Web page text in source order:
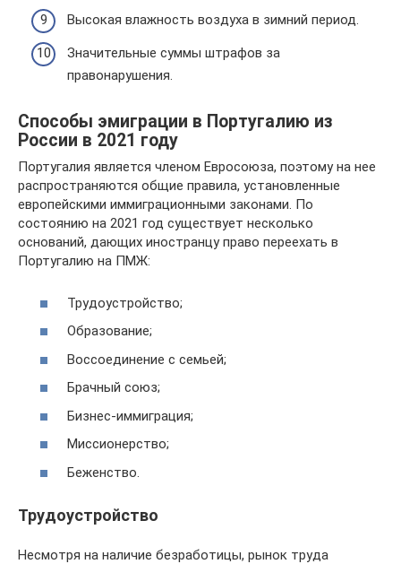
Высокая влажность воздуха в зимний период.
Значительные суммы штрафов за
правонарушения.
Способы эмиграции в Португалию из
России в 2021 году
Португалия является членом Евросоюза, поэтому на нее
распространяются общие правила, установленные
европейскими иммиграционными законами. По
состоянию на 2021 год существует несколько
оснований, дающих иностранцу право переехать в
Португалию на ПМЖ:
Трудоустройство;
Образование;
Воссоединение с семьей;
Брачный союз;
Бизнес-иммиграция;
Миссионерство;
Беженство.
Трудоустройство
Несмотря на наличие безработицы, рынок труда